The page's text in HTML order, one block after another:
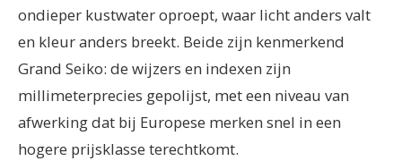
ondieper kustwater oproept, waar licht anders valt
en kleur anders breekt. Beide zijn kenmerkend
Grand Seiko: de wijzers en indexen zijn
millimeterprecies gepolijst, met een niveau van
afwerking dat bij Europese merken snel in een
hogere prijsklasse terechtkomt.